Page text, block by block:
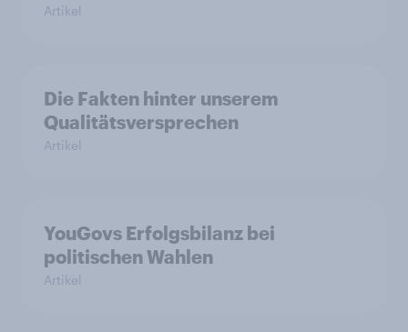
Artikel
Die Fakten hinter unserem
Qualitätsversprechen
Artikel
YouGovs Erfolgsbilanz bei
politischen Wahlen
Artikel